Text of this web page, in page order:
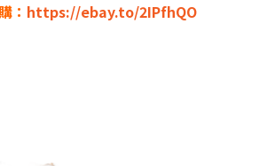
： https://ebay.to/2IPfhQO